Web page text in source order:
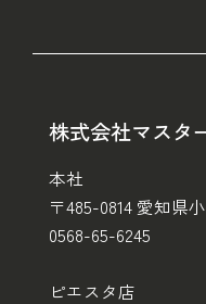
株式会社マスタ
本社
〒485-0814 愛知県
0568-65-6245
ピエスタ店